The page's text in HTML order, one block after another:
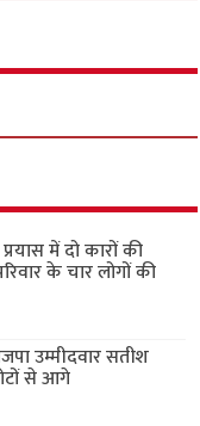
में दो कारों की
के चार लोगों की
उम्मीदवार सतीश
से आगे